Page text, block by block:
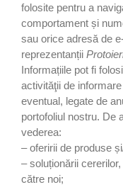
folosite pentru a
comportament și
sau orice adresă de
reprezentanții
Informațiile pot fi
activităţii de
eventual, legate de
portofoliul nostru. De
vederea:
– oferirii de produse
– soluționării
către noi;